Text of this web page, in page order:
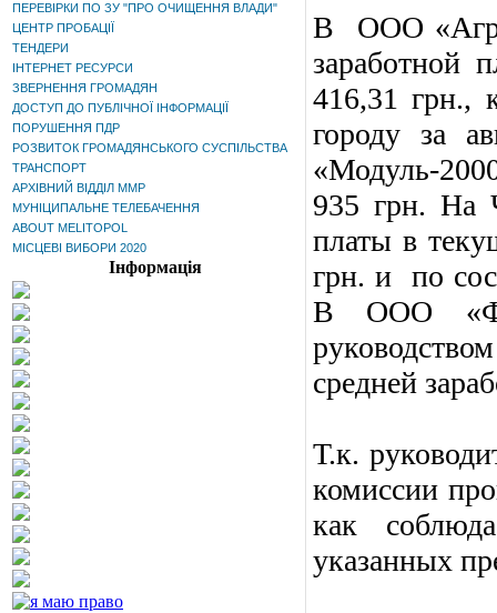
ПЕРЕВІРКИ ПО ЗУ "ПРО ОЧИЩЕННЯ ВЛАДИ"
ЦЕНТР ПРОБАЦІЇ
ТЕНДЕРИ
ІНТЕРНЕТ РЕСУРСИ
ЗВЕРНЕННЯ ГРОМАДЯН
ДОСТУП ДО ПУБЛІЧНОЇ ІНФОРМАЦІЇ
ПОРУШЕННЯ ПДР
РОЗВИТОК ГРОМАДЯНСЬКОГО СУСПІЛЬСТВА
ТРАНСПОРТ
АРХІВНИЙ ВІДДІЛ ММР
МУНІЦИПАЛЬНЕ ТЕЛЕБАЧЕННЯ
ABOUT MELITOPOL
МІСЦЕВІ ВИБОРИ 2020
Інформація
В ООО
заработной
416,31 грн.,
городу за
«Модуль-
935 грн. На
платы в
грн. и по
В ООО
средней
Т.к.
комиссии
как
указанных